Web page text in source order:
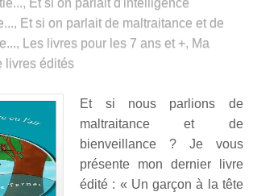
, Et si on parlait d'intelligence
, Et si on parlait de maltraitance et de
, Les livres pour les 7 ans et +, Ma
livres édités
Et si nous parlions de
maltraitance et de
bienveillance ? Je vous
présente mon dernier livre
édité : « Un garçon à la tête